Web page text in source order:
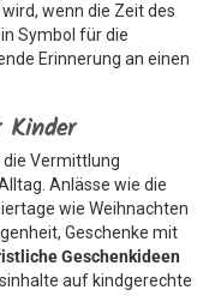
wenn die Zeit des
Symbol für die
Erinnerung an einen
Kinder
die Vermittlung
Anlässe wie die
wie Weihnachten
Geschenke mit
Geschenkideen
auf kindgerechte